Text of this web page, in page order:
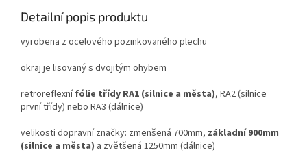
Detailní popis produktu
vyrobena z ocelového pozinkovaného plechu
okraj je lisovaný s dvojitým ohybem
retroreflexnífólie třídy RA1 (silnice a města), RA2 (silnice
první třídy) nebo RA3 (dálnice)
velikosti dopravní značky: zmenšená 700mm, základní 900mm
(silnice a města) a zvětšená 1250mm (dálnice)